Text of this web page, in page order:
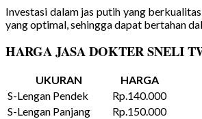
Investasi dalam jas putih yang
yang optimal, sehingga dapat bertahan
HARGA JASA DOKTER SNELI
UKURAN
HARGA
S-Lengan Pendek
Rp.140.000
S-Lengan Panjang
Rp.150.000